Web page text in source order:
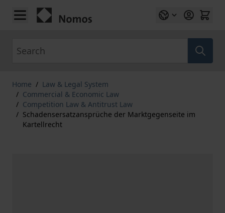
Skip to Content
Home / Law & Legal System
/ Commercial & Economic Law
/ Competition Law & Antitrust Law
/ Schadensersatzansprüche der Marktgegenseite im
Kartellrecht